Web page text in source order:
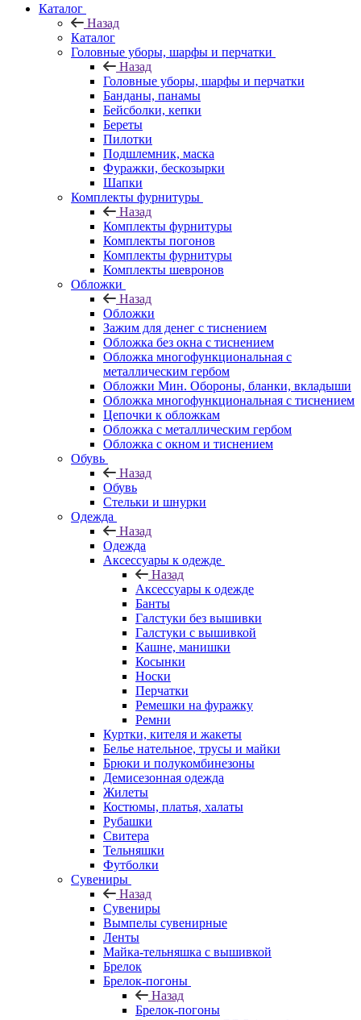
Каталог
Назад
Каталог
Головные уборы, шарфы и перчатки
Назад
Головные уборы, шарфы и перчатки
Банданы, панамы
Бейсболки, кепки
Береты
Пилотки
Подшлемник, маска
Фуражки, бескозырки
Шапки
Комплекты фурнитуры
Назад
Комплекты фурнитуры
Комплекты погонов
Комплекты фурнитуры
Комплекты шевронов
Обложки
Назад
Обложки
Зажим для денег с тиснением
Обложка без окна с тиснением
Обложка многофункциональная с
металлическим гербом
Обложки Мин. Обороны, бланки, вкладыши
Обложка многофункциональная с тиснением
Цепочки к обложкам
Обложка с металлическим гербом
Обложка с окном и тиснением
Обувь
Назад
Обувь
Стельки и шнурки
Одежда
Назад
Одежда
Аксессуары к одежде
Назад
Аксессуары к одежде
Банты
Галстуки без вышивки
Галстуки с вышивкой
Кашне, манишки
Косынки
Носки
Перчатки
Ремешки на фуражку
Ремни
Куртки, кителя и жакеты
Белье нательное, трусы и майки
Брюки и полукомбинезоны
Демисезонная одежда
Жилеты
Костюмы, платья, халаты
Рубашки
Свитера
Тельняшки
Футболки
Сувениры
Назад
Сувениры
Вымпелы сувенирные
Ленты
Майка-тельняшка с вышивкой
Брелок
Брелок-погоны
Назад
Брелок-погоны